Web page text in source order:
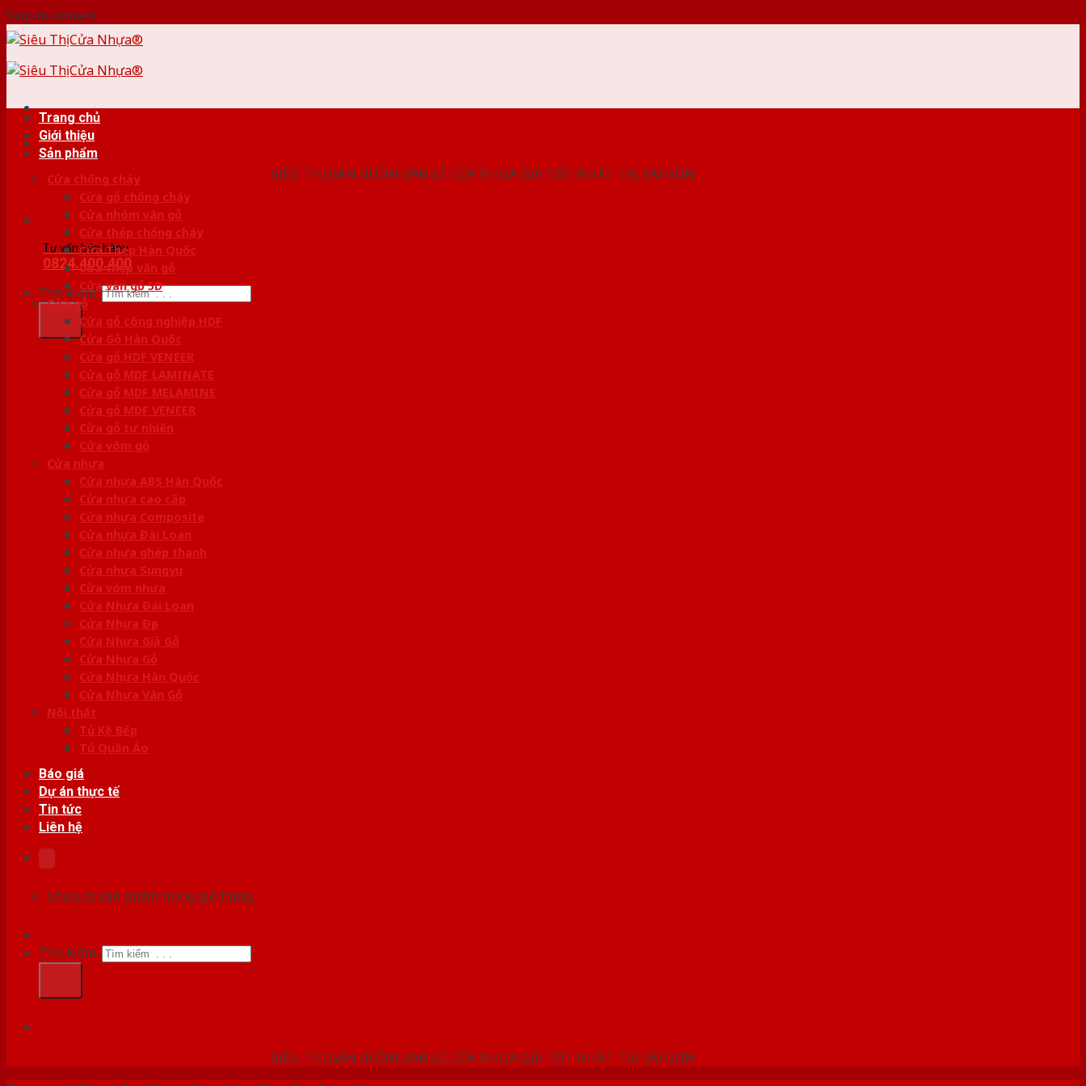
Skip to content
SIÊU THỊ BÁN BUÔN BÁN LẺ CỬA NHỰA GIÁ TỐT NHẤT TẠI SÀI GÒN
Tư vấn bán hàng
0824.400.400
Tìm kiếm:
Trang chủ
Giới thiệu
Sản phẩm
Cửa chống cháy
Cửa gỗ chống cháy
Cửa nhôm vân gỗ
Cửa thép chống cháy
Cửa Thép Hàn Quốc
Cửa thép vân gỗ
Cửa vân gỗ 5D
Cửa gỗ
Cửa gỗ công nghiệp HDF
Cửa Gỗ Hàn Quốc
Cửa gỗ HDF VENEER
Cửa gỗ MDF LAMINATE
Cửa gỗ MDF MELAMINE
Cửa gỗ MDF VENEER
Cửa gỗ tự nhiên
Cửa vòm gỗ
Cửa nhựa
Cửa nhựa ABS Hàn Quốc
Cửa nhựa cao cấp
Cửa nhựa Composite
Cửa nhựa Đài Loan
Cửa nhựa ghép thanh
Cửa nhựa Sungyu
Cửa vòm nhựa
Cửa Nhựa Đài Loan
Cửa Nhựa Đẹp
Cửa Nhựa Giả Gỗ
Cửa Nhựa Gỗ
Cửa Nhựa Hàn Quốc
Cửa Nhựa Vân Gỗ
Nội thất
Tủ Kệ Bếp
Tủ Quần Áo
Báo giá
Dự án thực tế
Tin tức
Liên hệ
Chưa có sản phẩm trong giỏ hàng.
Tìm kiếm:
SIÊU THỊ BÁN BUÔN BÁN LẺ CỬA NHỰA GIÁ TỐT NHẤT TẠI SÀI GÒN